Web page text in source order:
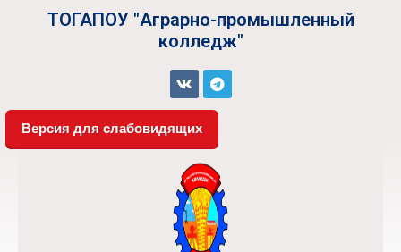
ТОГАПОУ "Аграрно-промышленный
колледж"
Версия для слабовидящих